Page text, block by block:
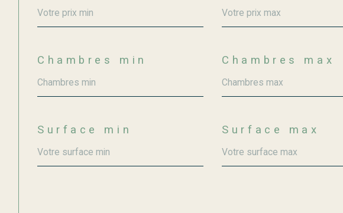
Chambres min Chambres max
Surface min Surface max